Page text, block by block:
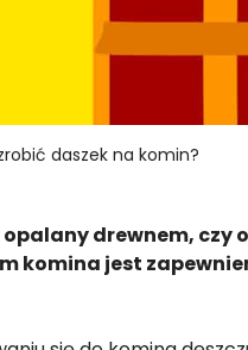
daszek na komin?
drewnem, czy
komina jest